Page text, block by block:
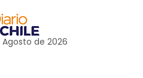
Agosto de 2026